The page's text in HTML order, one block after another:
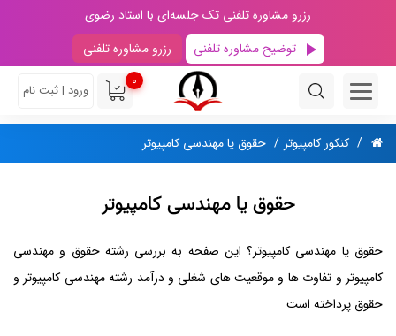
رزرو مشاوره تلفنی تک جلسه‌ای با استاد رضوی
توضیح مشاوره تلفنی
رزرو مشاوره تلفنی
0
ورود | ثبت نام
کنکور کامپیوتر حقوق يا مهندسی کامپيوتر
حقوق يا مهندسی کامپيوتر
حقوق يا مهندسی کامپيوتر؟ این صفحه به بررسی رشته حقوق و مهندسی
کامپیوتر و تفاوت ها و موقعيت‌ های شغلی و درآمد رشته مهندسی کامپیوتر و
حقوق پرداخته است